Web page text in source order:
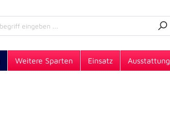
Weitere Sparten Einsatz Ausstattung